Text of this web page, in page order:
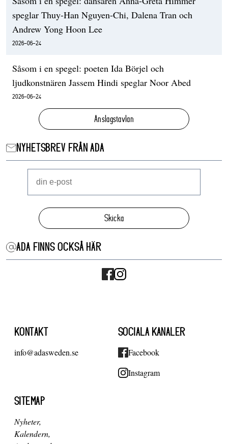
speglar Thuy-Han Nguyen-Chi, Dalena Tran och
Andrew Yong Hoon Lee
2026-06-24
Såsom i en spegel: poeten Ida Börjel och
ljudkonstnären Jassem Hindi speglar Noor Abed
2026-06-24
Anslagstavlan
NYHETSBREV FRÅN ADA
Skicka
ADA FINNS OCKSÅ HÄR
KONTAKT
info@adasweden.se
SOCIALA KANALER
Facebook
Instagram
SITEMAP
Nyheter
Kalendern